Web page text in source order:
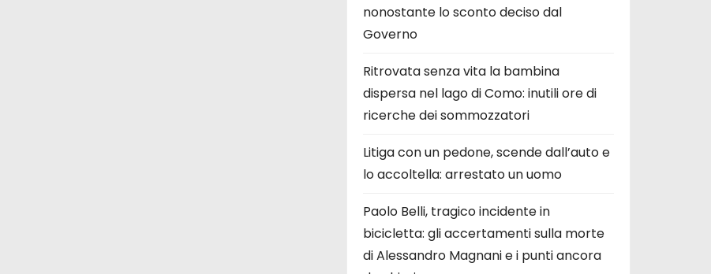
nonostante lo sconto deciso dal
Governo
Ritrovata senza vita la bambina
dispersa nel lago di Como: inutili ore di
ricerche dei sommozzatori
Litiga con un pedone, scende dall’auto e
lo accoltella: arrestato un uomo
Paolo Belli, tragico incidente in
bicicletta: gli accertamenti sulla morte
di Alessandro Magnani e i punti ancora